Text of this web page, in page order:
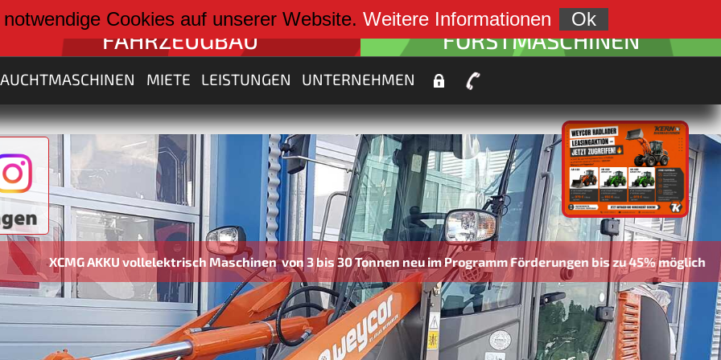
Maschinen von 3 bis 30 Tonnen neu im Programm Förderungen bis zu 45% möglich
weiter zu:
FAHRZEUGBAU
weiter zu:
FORSTMASCHINEN
MIETE LEISTUNGEN UNTERNEHMEN
Cookies auf unserer Website. Weitere Informationen Ok